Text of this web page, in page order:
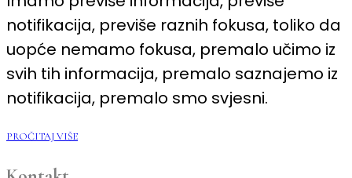
notifikacija, previše raznih fokusa, toliko da
uopće nemamo fokusa, premalo učimo iz
svih tih informacija, premalo saznajemo iz
notifikacija, premalo smo svjesni.
PROČITAJ VIŠE